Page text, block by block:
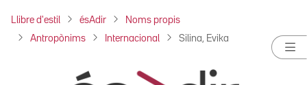
Llibre d'estil ésAdir Noms propis
Antropònims Internacional Silina, Evika